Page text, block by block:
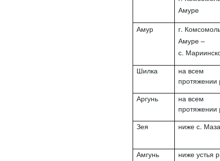
Амуре
Амур
г.
Амуре –
с.
Шилка
на всем
протяжении
Аргунь
на всем
протяжении
Зея
ниже с.
Амгунь ниже устья